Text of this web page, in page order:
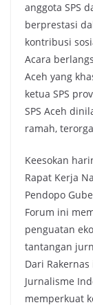
anggota SPS
berprestasi
kontribusi
Acara
Aceh yang
ketua SPS
SPS Aceh
ramah,
Keesokan
Rapat Kerja
Pendopo
Forum ini
penguatan
tantangan
Dari
Jurnalisme
memperkuat